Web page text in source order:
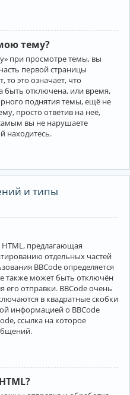
тему?
при просмотре темы, вы
первой страницы
то это означает, что
быть отключена, или время,
поднятия темы, ещё не
просто ответив на неё,
вы не нарушаете
находитесь.
и типы
HTML, предлагающая
отдельных частей
BBCode определяется
также может быть отключён
отправки. BBCode очень
в квадратные скобки
информацией о BBCode
ссылка на которое